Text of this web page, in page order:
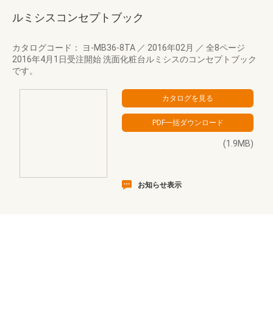
ルミシスコンセプトブック
カタログコード： ヨ-MB36-8TA ／ 2016年02月 ／ 全8ページ
2016年4月1日受注開始 洗面化粧台ルミシスのコンセプトブック
です。
(1.9MB)
お知らせ表示